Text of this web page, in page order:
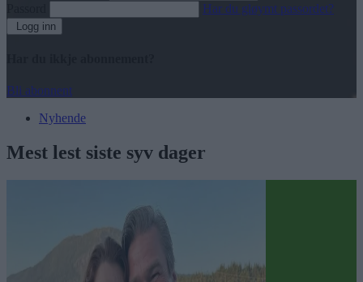
Har du gløymt passordet?
Logg inn
Bli abonnent
Nyhende
Mest lest siste syv dager